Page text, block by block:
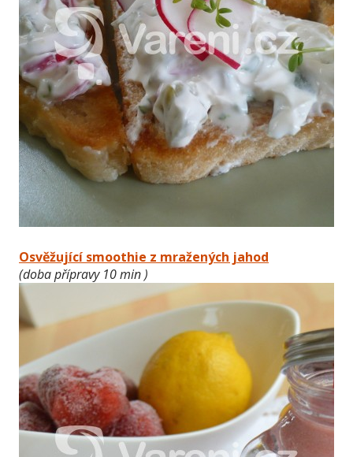
Osvěžující smoothie z mražených jahod
(doba přípravy 10 min )